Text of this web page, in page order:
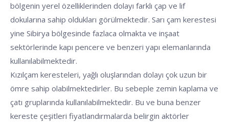
bölgenin yerel özelliklerinden dolayı farklı çap ve lif
dokularına sahip oldukları görülmektedir. Sarı çam kerestesi
yine Sibirya bölgesinde fazlaca olmakta ve inşaat
sektörlerinde kapı pencere ve benzeri yapı elemanlarında
kullanılabilmektedir.
Kızılçam keresteleri, yağlı oluşlarından dolayı çok uzun bir
ömre sahip olabilmektedirler. Bu sebeple zemin kaplama ve
çatı gruplarında kullanılabilmektedir. Bu ve buna benzer
kereste çeşitleri fiyatlandırmalarda belirgin aktörler